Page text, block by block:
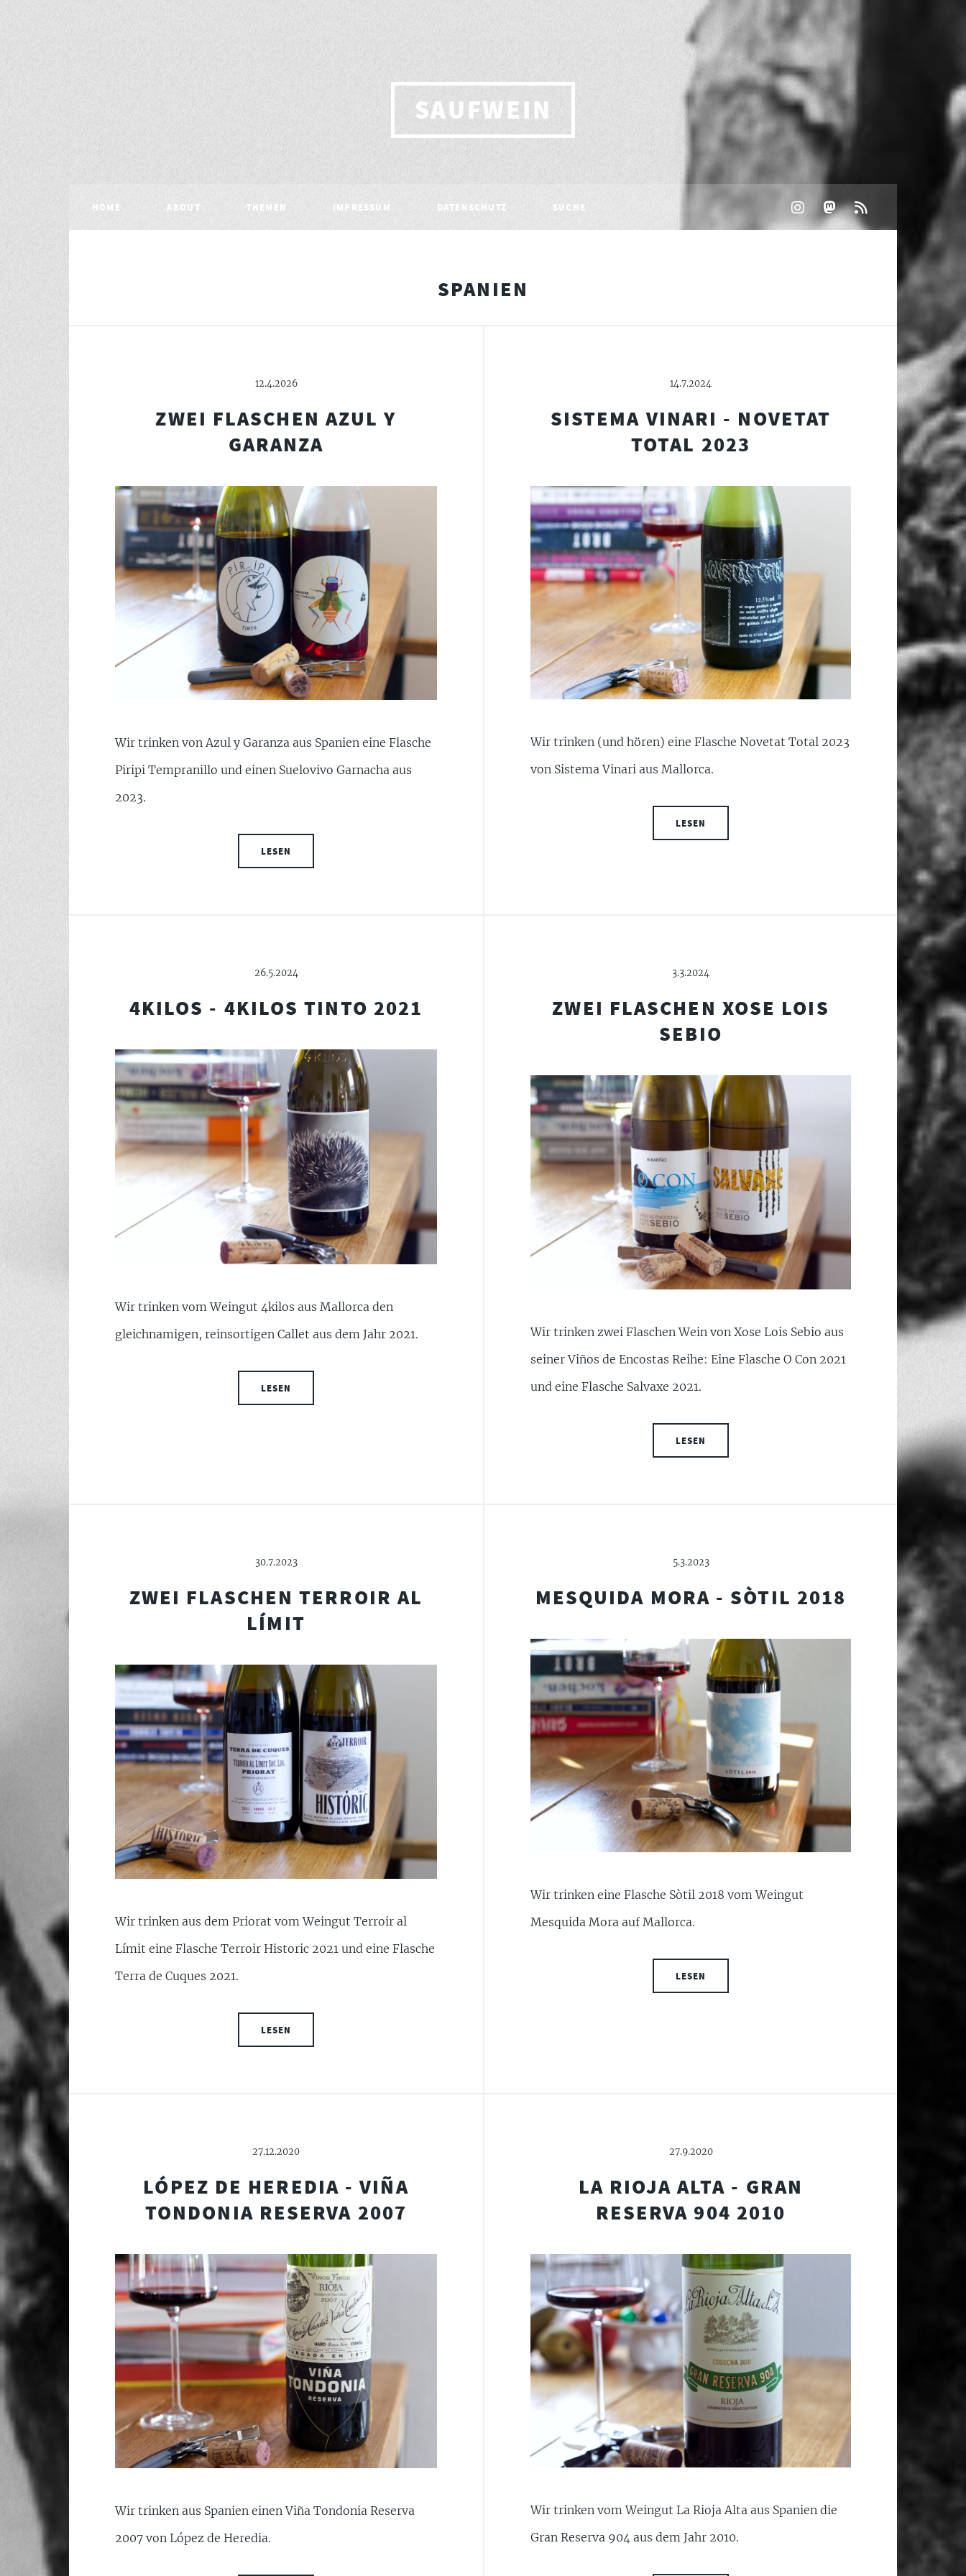
SAUFWEIN
HOME ABOUT THEMEN IMPRESSUM DATENSCHUTZ SUCHE
SPANIEN
12.4.2026
ZWEI FLASCHEN AZUL Y
GARANZA
Wir trinken von Azul y Garanza aus Spanien eine Flasche
Piripi Tempranillo und einen Suelovivo Garnacha aus
2023.
LESEN
14.7.2024
SISTEMA VINARI - NOVETAT
TOTAL 2023
Wir trinken (und hören) eine Flasche Novetat Total 2023
von Sistema Vinari aus Mallorca.
LESEN
26.5.2024
4KILOS - 4KILOS TINTO 2021
Wir trinken vom Weingut 4kilos aus Mallorca den
gleichnamigen, reinsortigen Callet aus dem Jahr 2021.
LESEN
3.3.2024
ZWEI FLASCHEN XOSE LOIS
SEBIO
Wir trinken zwei Flaschen Wein von Xose Lois Sebio aus
seiner Viños de Encostas Reihe: Eine Flasche O Con 2021
und eine Flasche Salvaxe 2021.
LESEN
30.7.2023
ZWEI FLASCHEN TERROIR AL
LÍMIT
Wir trinken aus dem Priorat vom Weingut Terroir al
Límit eine Flasche Terroir Historic 2021 und eine Flasche
Terra de Cuques 2021.
LESEN
5.3.2023
MESQUIDA MORA - SÒTIL 2018
Wir trinken eine Flasche Sòtil 2018 vom Weingut
Mesquida Mora auf Mallorca.
LESEN
27.12.2020
LÓPEZ DE HEREDIA - VIÑA
TONDONIA RESERVA 2007
Wir trinken aus Spanien einen Viña Tondonia Reserva
2007 von López de Heredia.
27.9.2020
LA RIOJA ALTA - GRAN
RESERVA 904 2010
Wir trinken vom Weingut La Rioja Alta aus Spanien die
Gran Reserva 904 aus dem Jahr 2010.